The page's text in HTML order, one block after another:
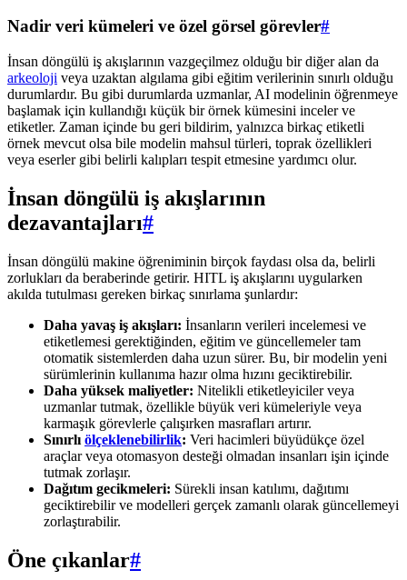
Nadir veri kümeleri ve özel görsel görevler#
İnsan döngülü iş akışlarının vazgeçilmez olduğu bir diğer alan da
arkeoloji veya uzaktan algılama gibi eğitim verilerinin sınırlı olduğu
durumlardır. Bu gibi durumlarda uzmanlar, AI modelinin öğrenmeye
başlamak için kullandığı küçük bir örnek kümesini inceler ve
etiketler. Zaman içinde bu geri bildirim, yalnızca birkaç etiketli
örnek mevcut olsa bile modelin mahsul türleri, toprak özellikleri
veya eserler gibi belirli kalıpları tespit etmesine yardımcı olur.
İnsan döngülü iş akışlarının
dezavantajları#
İnsan döngülü makine öğreniminin birçok faydası olsa da, belirli
zorlukları da beraberinde getirir. HITL iş akışlarını uygularken
akılda tutulması gereken birkaç sınırlama şunlardır:
Daha yavaş iş akışları: İnsanların verileri incelemesi ve
etiketlemesi gerektiğinden, eğitim ve güncellemeler tam
otomatik sistemlerden daha uzun sürer. Bu, bir modelin yeni
sürümlerinin kullanıma hazır olma hızını geciktirebilir.
Daha yüksek maliyetler: Nitelikli etiketleyiciler veya
uzmanlar tutmak, özellikle büyük veri kümeleriyle veya
karmaşık görevlerle çalışırken masrafları artırır.
Sınırlı ölçeklenebilirlik: Veri hacimleri büyüdükçe özel
araçlar veya otomasyon desteği olmadan insanları işin içinde
tutmak zorlaşır.
Dağıtım gecikmeleri: Sürekli insan katılımı, dağıtımı
geciktirebilir ve modelleri gerçek zamanlı olarak güncellemeyi
zorlaştırabilir.
Öne çıkanlar#